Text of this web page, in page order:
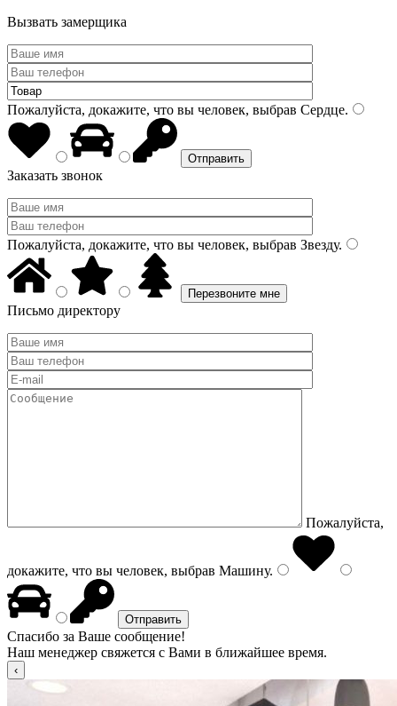
Вызвать замерщика
Пожалуйста, докажите, что вы человек, выбрав Сердце.
Заказать звонок
Пожалуйста, докажите, что вы человек, выбрав Звезду.
Письмо директору
Пожалуйста,
докажите, что вы человек, выбрав Машину.
Спасибо за Ваше сообщение!
Наш менеджер свяжется с Вами в ближайшее время.